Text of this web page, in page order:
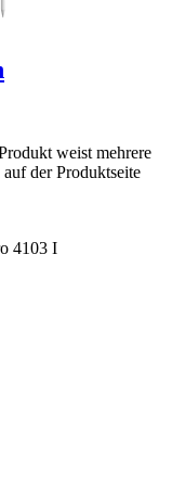
weist mehrere
der Produktseite
4103 I